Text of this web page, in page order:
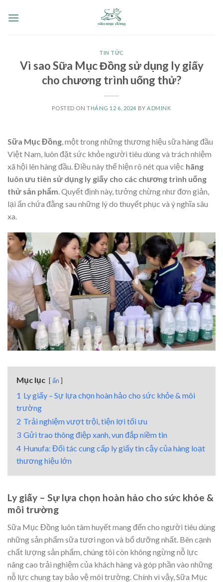
TIN TỨC
Vì sao Sữa Mục Đồng sử dụng ly giấy
cho chương trình uống thử?
POSTED ON THÁNG 12 6, 2024 BY ADMINK
Sữa Mục Đồng , một trong những thương hiệu sữa hàng đầu
Việt Nam, luôn đặt sức khỏe người tiêu dùng và trách nhiệm
xã hội lên hàng đầu. Điều này thể hiện rõ nét qua việc hãng
luôn ưu tiên sử dụng ly giấy cho các chương trình uống
thử sản phẩm . Quyết định này, tưởng chừng như đơn giản,
lại ẩn chứa đằng sau những lý do thuyết phục và ý nghĩa sâu
xa.
Mục lục ẩn
1 Ly giấy – Sự lựa chọn hoàn hảo cho sức khỏe & môi
trường
2 Trải nghiệm vượt trội, tiện lợi tối ưu
3 Gửi trao thông điệp xanh, vun đắp niềm tin
4 Hunufa: Đối tác cung cấp ly giấy tin cậy của hàng loạt
thương hiệu lớn
Ly giấy – Sự lựa chọn hoàn hảo cho sức khỏe &
môi trường
Sữa Mục Đồng luôn tâm huyết mang đến cho người tiêu dùng
những sản phẩm sữa tươi ngon và bổ dưỡng nhất. Bên cạnh
chất lượng sản phẩm, chúng tôi còn không ngừng nỗ lực
nâng cao trải nghiệm của khách hàng và góp phần vào những
nỗ lực chung tay bảo vệ môi trường. Chính vì vậy, Sữa Mục